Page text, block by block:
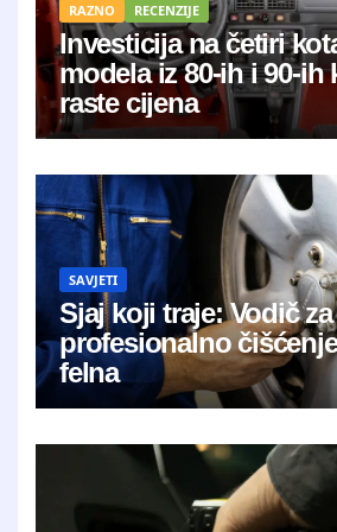
RAZNO RECENZIJE
Investicija na četiri
modela iz 80-ih i 90-ih
raste cijena
SAVJETI
Sjaj koji traje: Vodič za
profesionalno
felna